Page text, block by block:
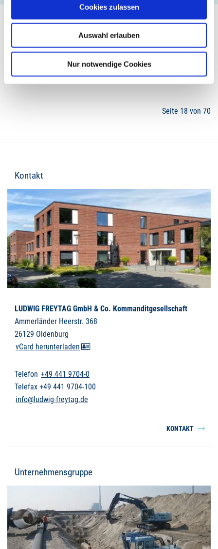
Cookies zulassen
Auswahl erlauben
Nur notwendige Cookies
17 19 20 21
Seite 18 von 70
Kontakt
LUDWIG FREYTAG GmbH & Co. Kommanditgesellschaft
Ammerländer Heerstr. 368
26129 Oldenburg
vCard herunterladen
Telefon +49 441 9704-0
Telefax +49 441 9704-100
info@ludwig-freytag.de
KONTAKT
Unternehmensgruppe